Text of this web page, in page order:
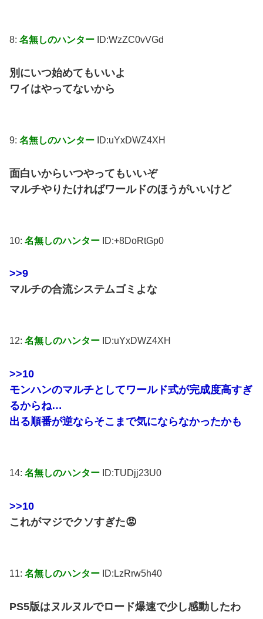
8: 名無しのハンター ID:WzZC0vVGd
別にいつ始めてもいいよ
ワイはやってないから
9: 名無しのハンター ID:uYxDWZ4XH
面白いからいつやってもいいぞ
マルチやりたければワールドのほうがいいけど
10: 名無しのハンター ID:+8DoRtGp0
>>9
マルチの合流システムゴミよな
12: 名無しのハンター ID:uYxDWZ4XH
>>10
モンハンのマルチとしてワールド式が完成度高すぎ
るからね…
出る順番が逆ならそこまで気にならなかったかも
14: 名無しのハンター ID:TUDjj23U0
>>10
これがマジでクソすぎた😡
11: 名無しのハンター ID:LzRrw5h40
PS5版はヌルヌルでロード爆速で少し感動したわ